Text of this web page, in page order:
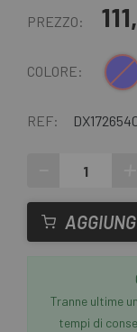
PREZZO:
COLORE: Blu
REF:
Tranne ultime
tempi di